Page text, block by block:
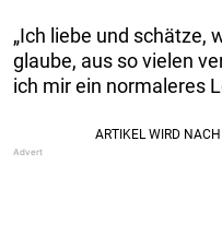
„Ich liebe und schätze,
glaube, aus so vielen
ich mir ein normaleres